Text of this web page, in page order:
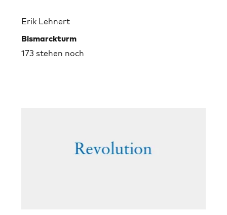
Erik Lehnert
Bismarckturm
173 stehen noch